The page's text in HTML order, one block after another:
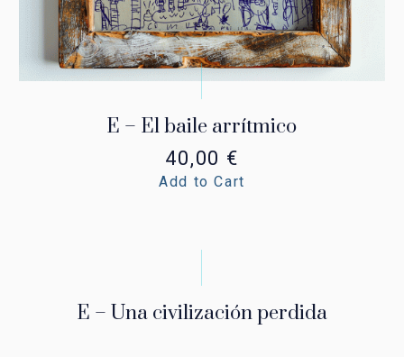
E – El baile arrítmico
40,00 €
Add to Cart
E – Una civilización perdida